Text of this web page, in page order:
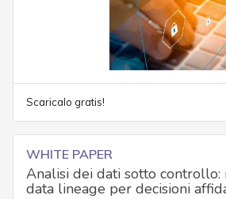
Scaricalo gratis!
WHITE PAPER
Analisi dei dati sotto
data lineage per decisioni